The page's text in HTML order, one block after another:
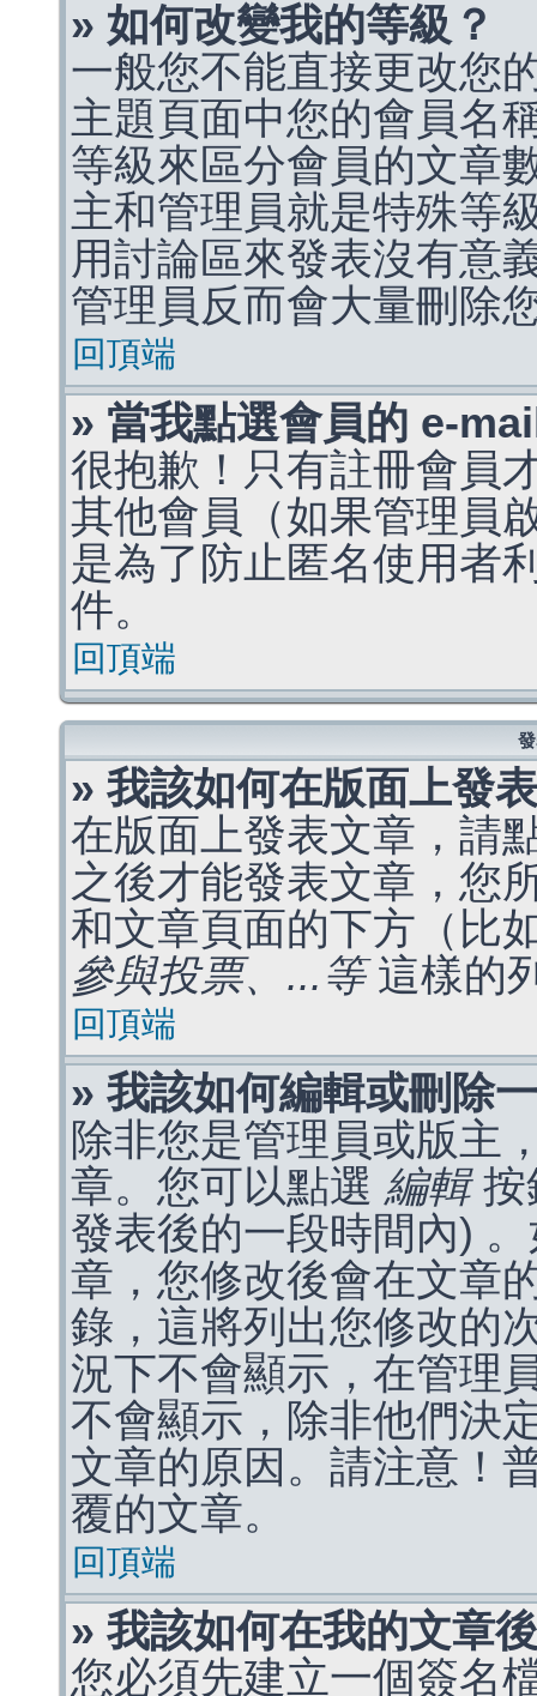
» 如何改變我的等級？
一般您不能直接更改您
主題頁面中您的會員名
等級來區分會員的文章
主和管理員就是特殊等
用討論區來發表沒有意
管理員反而會大量刪除
回頂端
» 當我點選會員的 e-
很抱歉！只有註冊會員
其他會員（如果管理員
是為了防止匿名使用者
件。
回頂端
» 我該如何在版面上發
在版面上發表文章，請
之後才能發表文章，您
和文章頁面的下方（比
參與投票、...等這樣的
回頂端
» 我該如何編輯或刪除
除非您是管理員或版主
章。您可以點選 編輯按
發表後的一段時間內)
章，您修改後會在文章
錄，這將列出您修改的
況下不會顯示，在管理
不會顯示，除非他們決
文章的原因。請注意！
覆的文章。
回頂端
» 我該如何在我的文章
您必須先建立一個簽名